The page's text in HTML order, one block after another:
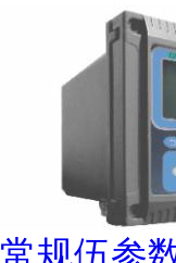
常规伍参